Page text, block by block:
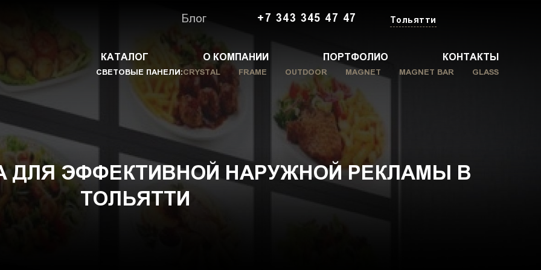
Блог +7 343 345 47 47 Тольятти
КАТАЛОГ О КОМПАНИИ ПОРТФОЛИО КОНТАКТЫ
СВЕТОВЫЕ ПАНЕЛИ:CRYSTAL FRAME OUTDOOR MAGNET MAGNET BAR GLASS
ДЛЯ ЭФФЕКТИВНОЙ НАРУЖНОЙ РЕКЛАМЫ В
ТОЛЬЯТТИ